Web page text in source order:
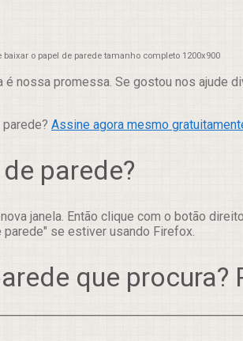
baixar o papel de parede tamanho completo 1200x900
nossa promessa. Se gostou nos ajude
Assine agora mesmo
parede?
janela. Então clique com o botão
se estiver usando Firefox.
que procura?